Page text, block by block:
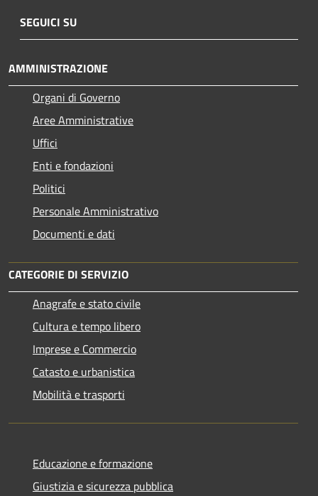
SEGUICI SU
AMMINISTRAZIONE
Organi di Governo
Aree Amministrative
Uffici
Enti e fondazioni
Politici
Personale Amministrativo
Documenti e dati
CATEGORIE DI SERVIZIO
Anagrafe e stato civile
Cultura e tempo libero
Imprese e Commercio
Catasto e urbanistica
Mobilità e trasporti
Educazione e formazione
Giustizia e sicurezza pubblica